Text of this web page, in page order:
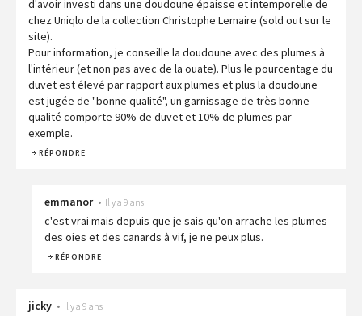
d'avoir investi dans une doudoune épaisse et intemporelle de
chez Uniqlo de la collection Christophe Lemaire (sold out sur le
site).
Pour information, je conseille la doudoune avec des plumes à
l'intérieur (et non pas avec de la ouate). Plus le pourcentage du
duvet est élevé par rapport aux plumes et plus la doudoune
est jugée de "bonne qualité", un garnissage de très bonne
qualité comporte 90% de duvet et 10% de plumes par
exemple.
RÉPONDRE
emmanor • Il y a 9 ans
c'est vrai mais depuis que je sais qu'on arrache les plumes
des oies et des canards à vif, je ne peux plus.
RÉPONDRE
jicky • Il y a 9 ans